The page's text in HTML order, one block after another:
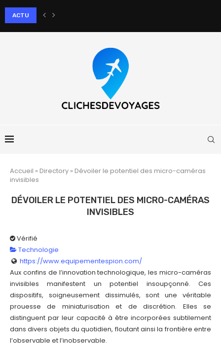
ACTU
Comment le massage aux pierres chaudes apaise-t-il les douleurs
Accueil » Directory » Dévoiler le potentiel des micro-caméras
invisibles
DÉVOILER LE POTENTIEL DES MICRO-CAMÉRAS
INVISIBLES
Vérifié
Technologie
https://www.equipementespion.com/
Aux confins de l’innovation technologique, les micro-caméras
invisibles manifestent un potentiel insoupçonné. Ces
dispositifs, soigneusement dissimulés, sont une véritable
prouesse de miniaturisation et de discrétion. Elles se
distinguent par leur capacité à être incorporées subtilement
dans divers objets du quotidien, floutant ainsi la frontière entre
l’observable et l’inobservable.